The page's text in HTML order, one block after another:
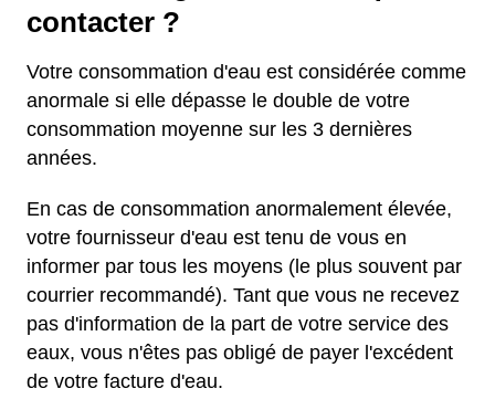
contacter ?
Votre consommation d'eau est considérée comme
anormale si elle dépasse le double de votre
consommation moyenne sur les 3 dernières
années.
En cas de consommation anormalement élevée,
votre fournisseur d'eau est tenu de vous en
informer par tous les moyens (le plus souvent par
courrier recommandé). Tant que vous ne recevez
pas d'information de la part de votre service des
eaux, vous n'êtes pas obligé de payer l'excédent
de votre facture d'eau.